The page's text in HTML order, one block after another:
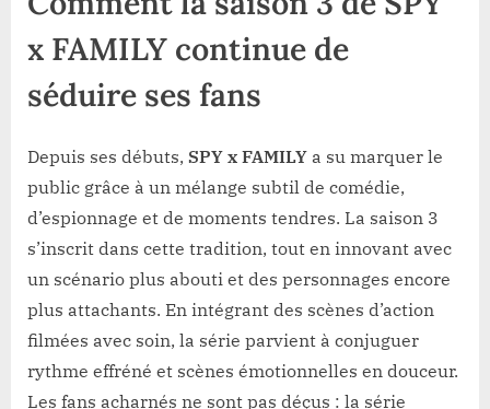
x FAMILY continue de
séduire ses fans
Depuis ses débuts, SPY x FAMILY a su marquer le
public grâce à un mélange subtil de comédie,
d’espionnage et de moments tendres. La saison 3
s’inscrit dans cette tradition, tout en innovant avec
un scénario plus abouti et des personnages encore
plus attachants. En intégrant des scènes d’action
filmées avec soin, la série parvient à conjuguer
rythme effréné et scènes émotionnelles en douceur.
Les fans acharnés ne sont pas déçus : la série